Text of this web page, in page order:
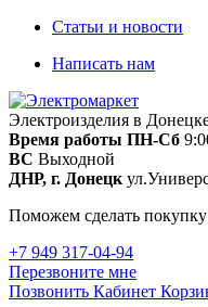
Статьи и новости
Написать нам
Электроизделия в
Время работы ПН-Сб
ВС Выходной
ДНР, г. Донецк
Поможем сделать покупку
+7 949 317-04-94
Перезвоните мне
Позвонить Кабинет